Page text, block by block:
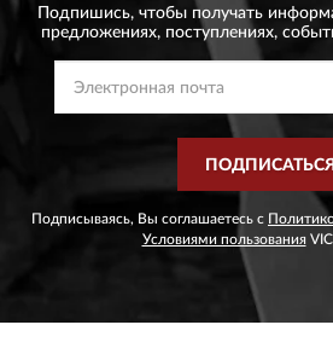
Подпишись, чтобы получать
предложениях, поступлениях,
ПОДПИСАТЬСЯ
Подписываясь, Вы соглашаетесь с
Условиями пользования